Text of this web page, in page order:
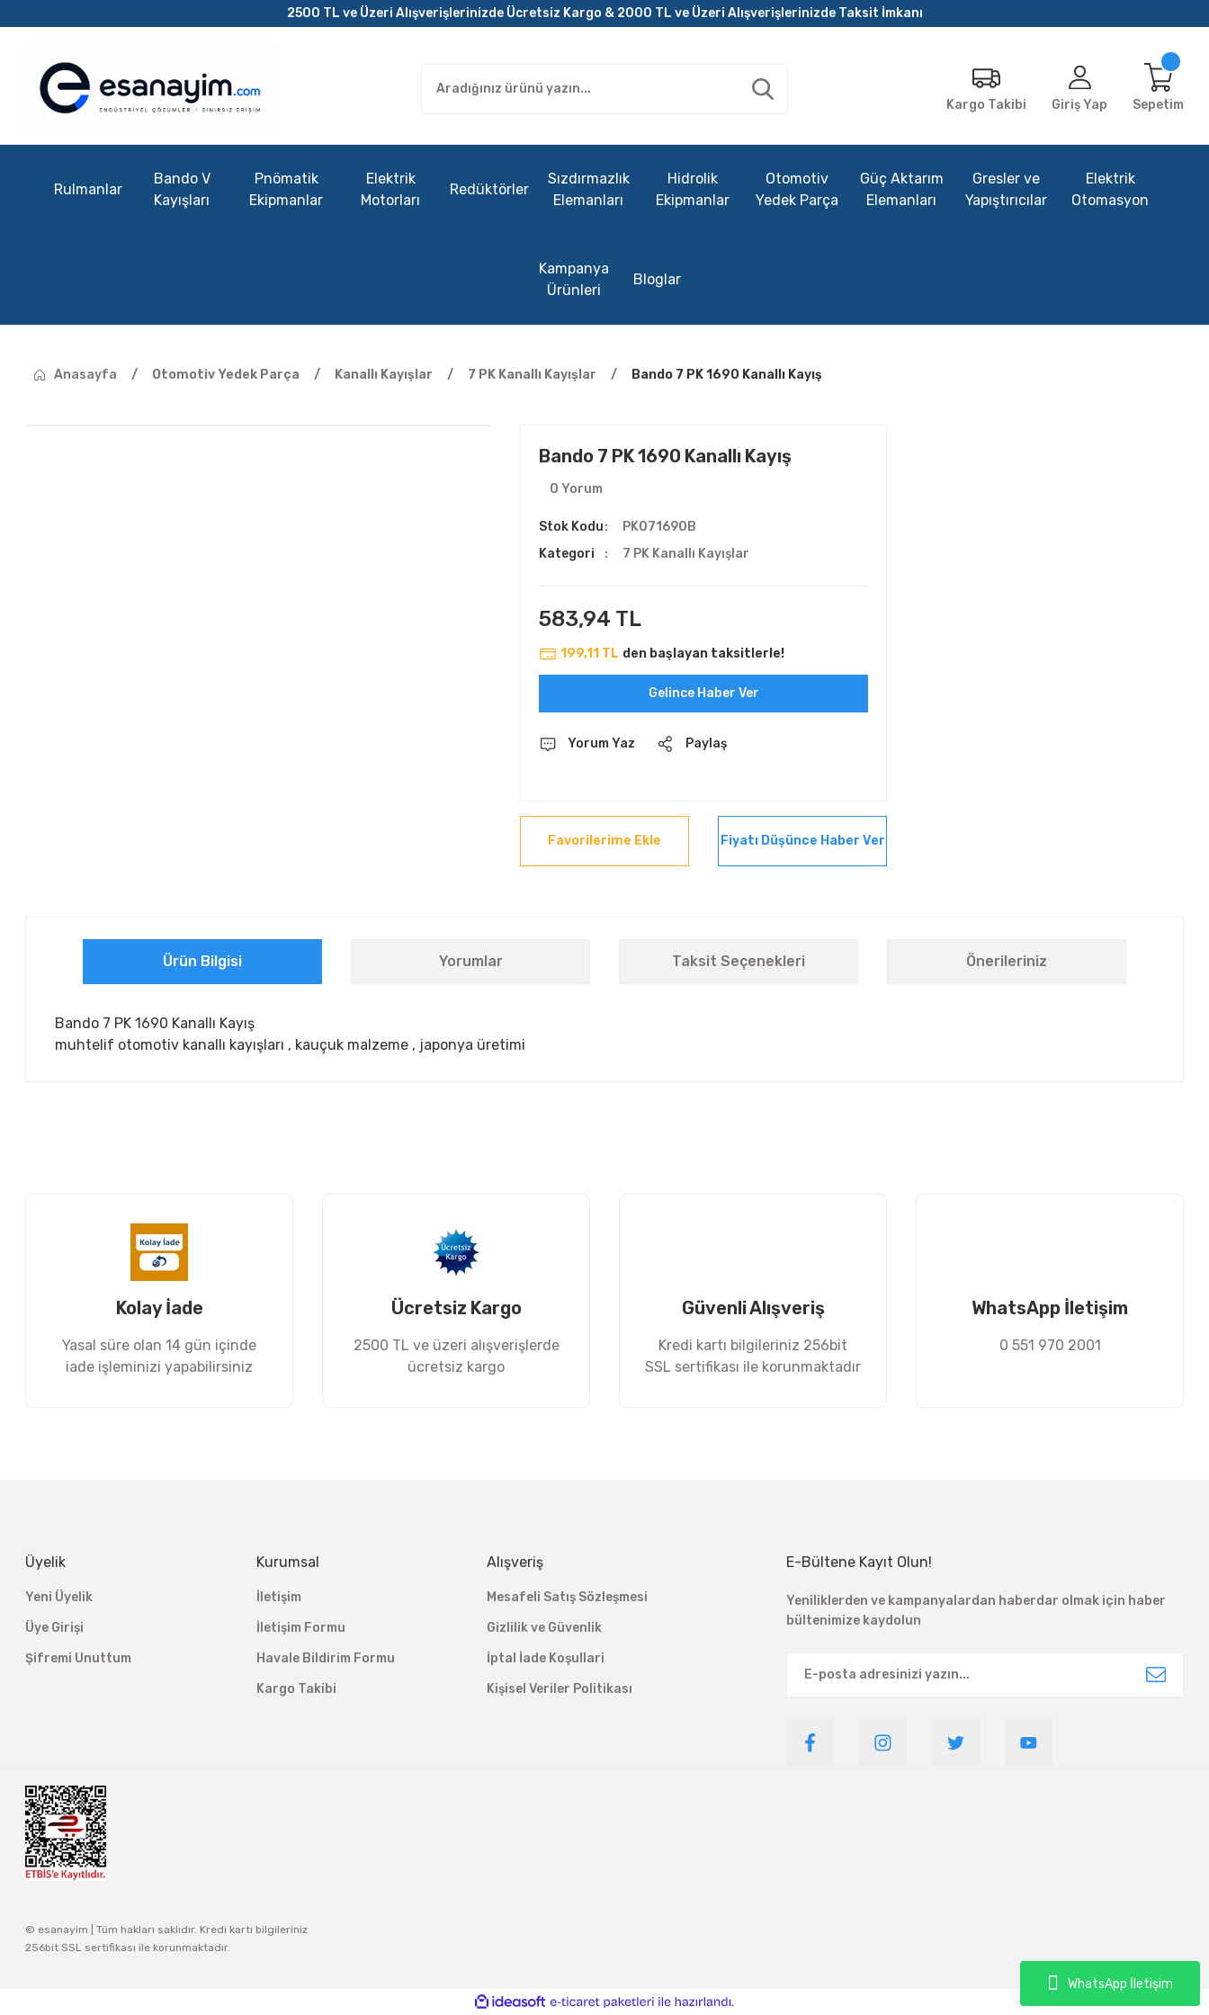
WhatsApp İletişim
2500 TL ve Üzeri Alışverişlerinizde Ücretsiz Kargo & 2000 TL ve Üzeri Alışverişlerinizde Taksit İmkanı
Kargo Takibi Giriş Yap Sepetim
Rulmanlar
Bando V
Kayışları
Pnömatik
Ekipmanlar
Elektrik
Motorları
Redüktörler
Sızdırmazlık
Elemanları
Hidrolik
Ekipmanlar
Otomotiv
Yedek Parça
Güç Aktarım
Elemanları
Gresler ve
Yapıştırıcılar
Elektrik
Otomasyon
Kampanya
Ürünleri
Bloglar
Anasayfa Otomotiv Yedek Parça Kanallı Kayışlar 7 PK Kanallı Kayışlar Bando 7 PK 1690 Kanallı Kayış
Bando 7 PK 1690 Kanallı Kayış
0 Yorum
Stok Kodu
PK071690B
Kategori
7 PK Kanallı Kayışlar
583,94 TL
199,11 TL den başlayan taksitlerle!
Gelince Haber Ver
Yorum Yaz Paylaş
Fiyatı Düşünce Haber Ver
Ürün Bilgisi Yorumlar Taksit Seçenekleri Önerileriniz
Bando 7 PK 1690 Kanallı Kayış
muhtelif otomotiv kanallı kayışları , kauçuk malzeme , japonya üretimi
Ürün fiyatı diğer sitelerden daha pahalı.
Kolay İade
Yasal süre olan 14 gün içinde
iade işleminizi yapabilirsiniz
Ücretsiz Kargo
2500 TL ve üzeri alışverişlerde
ücretsiz kargo
Güvenli Alışveriş
Kredi kartı bilgileriniz 256bit
SSL sertifikası ile korunmaktadır
WhatsApp İletişim
0 551 970 2001
Üyelik
Yeni Üyelik
Üye Girişi
Şifremi Unuttum
Kurumsal
İletişim
İletişim Formu
Havale Bildirim Formu
Kargo Takibi
Alışveriş
Mesafeli Satış Sözleşmesi
Gizlilik ve Güvenlik
İptal İade Koşullari
Kişisel Veriler Politikası
E-Bültene Kayıt Olun!
Yeniliklerden ve kampanyalardan haberdar olmak için haber
bültenimize kaydolun
© esanayim | Tüm hakları saklıdır. Kredi kartı bilgileriniz
256bit SSL sertifikası ile korunmaktadır.
ideasoft
e-